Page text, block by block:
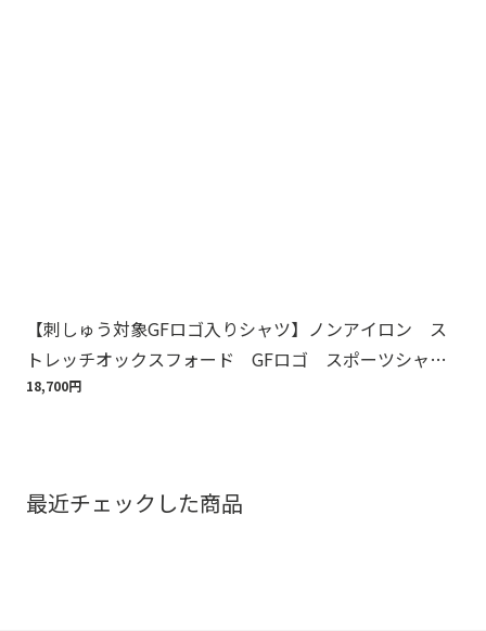
【刺しゅう対象GFロゴ入りシャツ】ノンアイロン ス
トレッチオックスフォード GFロゴ スポーツシャ
ツ Regular Fit
18,700円
最近チェックした商品